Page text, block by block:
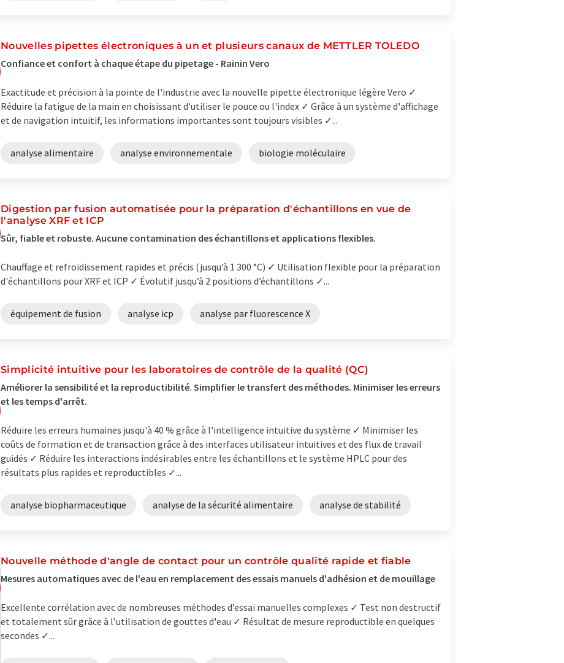
Nouvelles pipettes électroniques à un et plusieurs canaux de METTLER TOLEDO
Confiance et confort à chaque étape du pipetage - Rainin Vero
Exactitude et précision à la pointe de l'industrie avec la nouvelle pipette électronique légère Vero ✓
Réduire la fatigue de la main en choisissant d'utiliser le pouce ou l'index ✓ Grâce à un système d'affichage
et de navigation intuitif, les informations importantes sont toujours visibles ✓...
analyse alimentaire analyse environnementale biologie moléculaire
Digestion par fusion automatisée pour la préparation d'échantillons en vue de
l'analyse XRF et ICP
Sûr, fiable et robuste. Aucune contamination des échantillons et applications flexibles.
Chauffage et refroidissement rapides et précis (jusqu’à 1 300 °C) ✓ Utilisation flexible pour la préparation
d'échantillons pour XRF et ICP ✓ Évolutif jusqu’à 2 positions d’échantillons ✓...
équipement de fusion analyse icp analyse par fluorescence X
Simplicité intuitive pour les laboratoires de contrôle de la qualité (QC)
Améliorer la sensibilité et la reproductibilité. Simplifier le transfert des méthodes. Minimiser les erreurs
et les temps d'arrêt.
Réduire les erreurs humaines jusqu'à 40 % grâce à l'intelligence intuitive du système ✓ Minimiser les
coûts de formation et de transaction grâce à des interfaces utilisateur intuitives et des flux de travail
guidés ✓ Réduire les interactions indésirables entre les échantillons et le système HPLC pour des
résultats plus rapides et reproductibles ✓...
analyse biopharmaceutique analyse de la sécurité alimentaire analyse de stabilité
Nouvelle méthode d'angle de contact pour un contrôle qualité rapide et fiable
Mesures automatiques avec de l'eau en remplacement des essais manuels d'adhésion et de mouillage
Excellente corrélation avec de nombreuses méthodes d’essai manuelles complexes ✓ Test non destructif
et totalement sûr grâce à l’utilisation de gouttes d'eau ✓ Résultat de mesure reproductible en quelques
secondes ✓...